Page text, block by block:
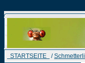
STARTSEITE /